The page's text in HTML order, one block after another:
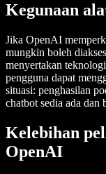
Kegunaan
Jika OpenAI
mungkin boleh
menyertakan
pengguna dapat
situasi: penghasilan
chatbot sedia ada dan
Kelebihan
OpenAI